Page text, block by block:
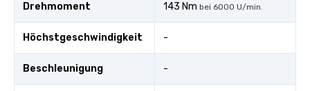
Drehmoment 143 Nm bei 6000 U/min.
Höchstgeschwindigkeit -
Beschleunigung -